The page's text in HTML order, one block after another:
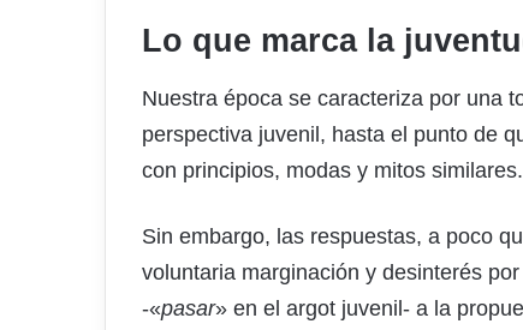
Lo que marca la
Nuestra época se caracteriza por una
perspectiva juvenil, hasta el punto de
con principios, modas y mitos similares.
Sin embargo, las respuestas, a poco
voluntaria marginación y desinterés
-«pasar» en el argot juvenil- a la